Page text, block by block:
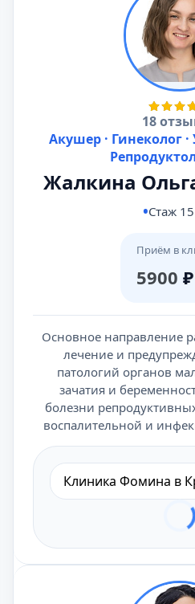
18
Акушер · Гинеколог
Жалкина
Стаж
Приём в
5900 ₽
Основное направление
лечение и
патологий органов
зачатия и
болезни
воспалительной и
Клиника Фомина в